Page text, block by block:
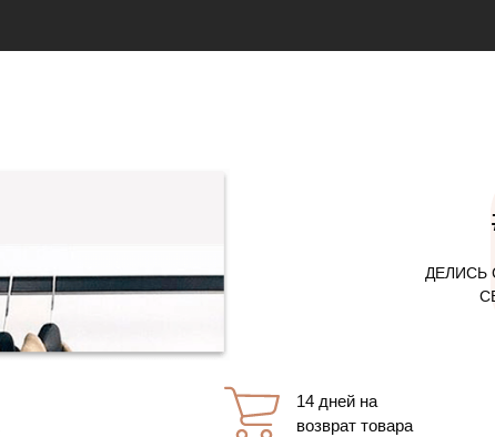
ДЕЛИСЬ
14 дней на
возврат товара